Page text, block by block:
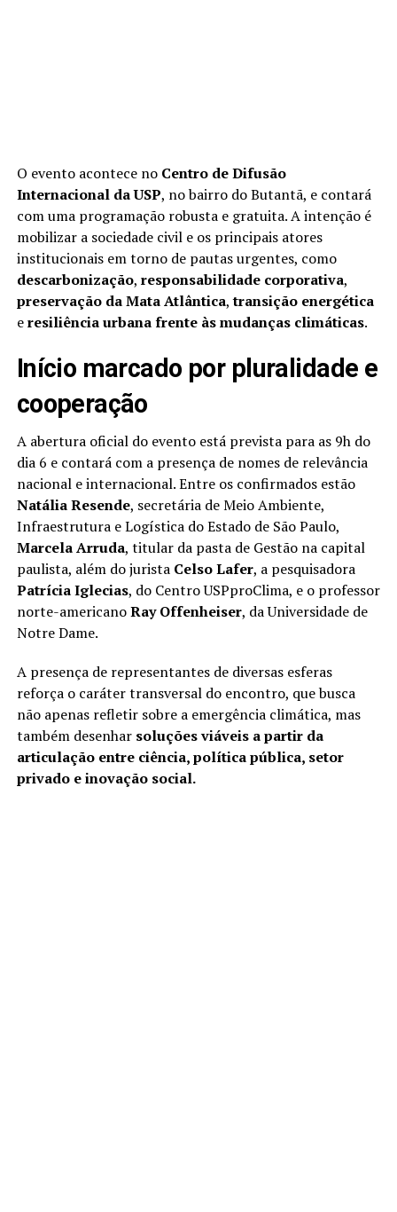
O evento acontece no Centro de Difusão
Internacional da USP, no bairro do Butantã, e contará
com uma programação robusta e gratuita. A intenção é
mobilizar a sociedade civil e os principais atores
institucionais em torno de pautas urgentes, como
descarbonização, responsabilidade corporativa,
preservação da Mata Atlântica,transição energética
eresiliência urbana frente às mudanças climáticas.
Início marcado por pluralidade e
cooperação
A abertura oficial do evento está prevista para as 9h do
dia 6 e contará com a presença de nomes de relevância
nacional e internacional. Entre os confirmados estão
Natália Resende, secretária de Meio Ambiente,
Infraestrutura e Logística do Estado de São Paulo,
Marcela Arruda, titular da pasta de Gestão na capital
paulista, além do jurista Celso Lafer, a pesquisadora
Patrícia Iglecias, do Centro USPproClima, e o professor
norte-americanoRay Offenheiser, da Universidade de
Notre Dame.
A presença de representantes de diversas esferas
reforça o caráter transversal do encontro, que busca
não apenas refletir sobre a emergência climática, mas
também desenhar soluções viáveis a partir da
articulação entre ciência, política pública, setor
privado e inovação social.